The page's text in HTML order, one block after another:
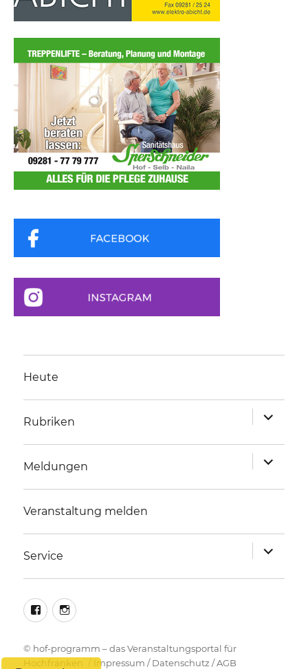
Heute
Rubriken
anzeigen
Meldungen
anzeigen
Veranstaltung melden
Service
anzeigen
facebookinstagram
© hof-programm – das Veranstaltungsportal für
Hochfranken
Impressum /Datenschutz /AGB